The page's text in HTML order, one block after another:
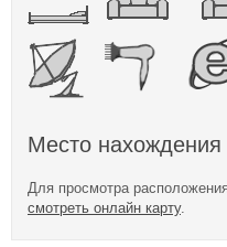
Место нахождения
Для просмотра
смотреть онлайн карту.